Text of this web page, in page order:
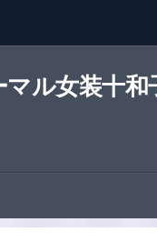
マル女装十和